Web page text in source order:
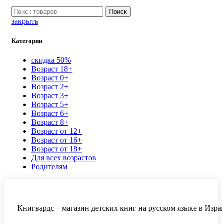
закрыть
Категории
скидка 50%
Возраст 18+
Возраст 0+
Возраст 2+
Возраст 3+
Возраст 5+
Возраст 6+
Возраст 8+
Возраст от 12+
Возраст от 16+
Возраст от 18+
Для всех возрастов
Родителям
Поиск
Книгвардс – магазин детских книг на русском языке в